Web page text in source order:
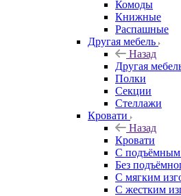
Комоды
Книжные
Распашные
Другая мебель
Назад
Другая
Полки
Секции
Стеллажи
Кровати
Назад
Кровати
С
Без
С мягким
С жестким